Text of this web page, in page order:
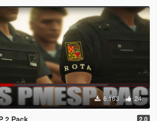
6.163 24
2.0